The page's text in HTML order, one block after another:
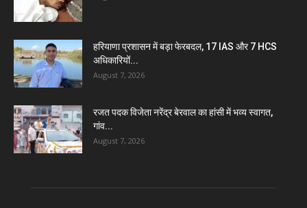
हरियाणा प्रशासन में बड़ा फेरबदल, 17 IAS और 7 HCS
अधिकारियों...
August 7, 2026
रजत पदक विजेता नरेंद्र बेरवाल का हांसी में भव्य स्वागत,
गांव...
August 7, 2026